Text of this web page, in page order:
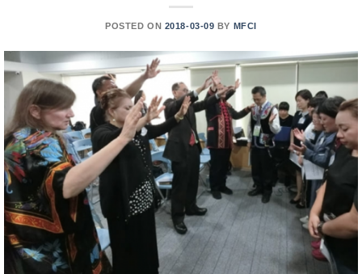
POSTED ON 2018-03-09 BY MFCI